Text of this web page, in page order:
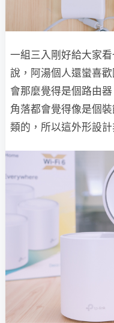
一組三入剛好給大家
說，阿湯個人還蠻喜
會那麼覺得是個路由
角落都會覺得像是個
類的，所以這外形設計